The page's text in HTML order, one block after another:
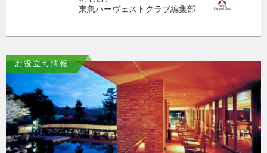
東急ハーヴェストクラブ編集部
お役立ち情報